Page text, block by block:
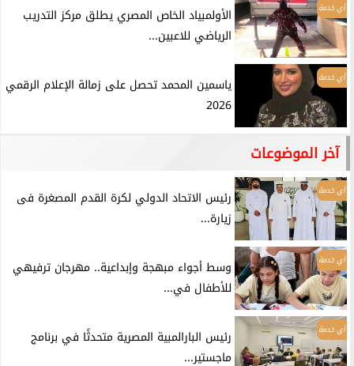
أي خدمة
الأولمبياد الخاص المصري يطلق مركز التدريب
الرياضي للاعبين...
أي خدمة
ياسمين المحمد تحصل على زمالة الإعلام الرقمي
2026
آخر الموضوعات
أي خدمة
رئيس الاتحاد الدولي لكرة القدم المصغرة فى
زيارة...
أي خدمة
وسط أجواء مبهجة وإبداعية.. مهرجان ترفيهي
للأطفال في...
أي خدمة
رئيس البارالمبية المصرية متحدثًا في برنامج
ماجستير...